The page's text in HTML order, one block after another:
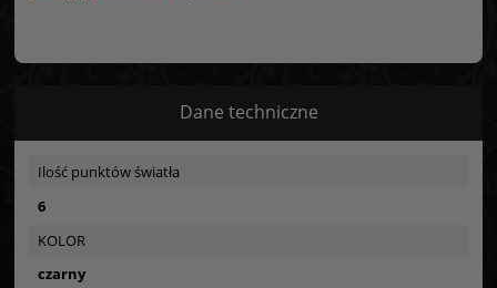
Dane techniczne
Ilość punktów światła
6
KOLOR
czarny